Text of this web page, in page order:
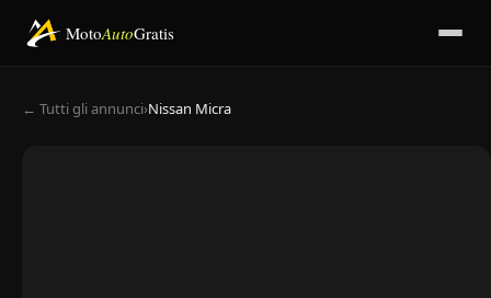
MotoAutoGratis
← Tutti gli annunci›Nissan Micra